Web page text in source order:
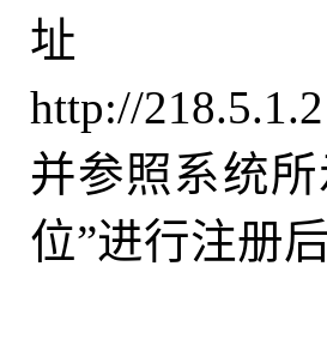
http://
并参照系统
位”进行注册